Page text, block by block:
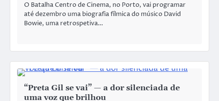
O Batalha Centro de Cinema, no Porto, vai programar
até dezembro uma biografia fílmica do músico David
Bowie, uma retrospetiva…
“Preta Gil se vai” — a dor silenciada de
uma voz que brilhou